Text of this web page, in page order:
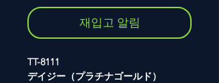
재입고 알림
TT-8111
デイジー（プラチナゴールド）